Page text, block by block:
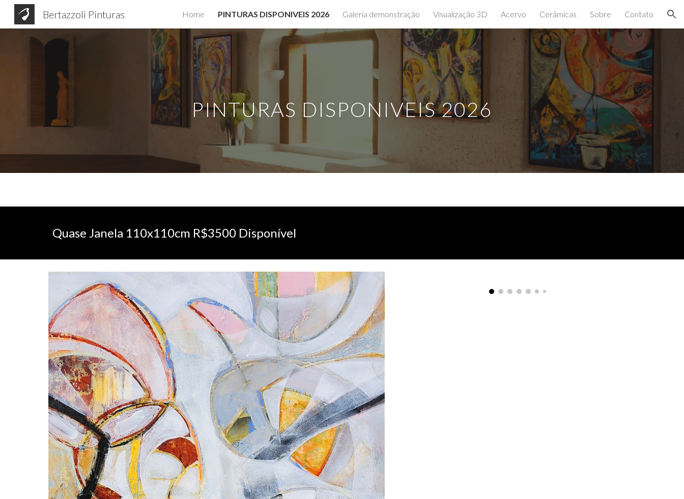
Skip to main content Skip to navigation
Bertazzoli Pinturas Home PINTURAS DISPONIVEIS 2026 Galeria demonstração Visualização 3D Acervo Cerâmicas Sobre Contato
PINTURAS DISPONIVEIS 2026
Quase Janela 110x110cm R$3500 Disponível